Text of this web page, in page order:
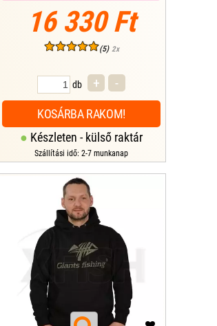
16 330 Ft
(5) 2x
Készleten - külső raktár
Szállítási idő: 2-7 munkanap
db + -
KOSÁRBA RAKOM!